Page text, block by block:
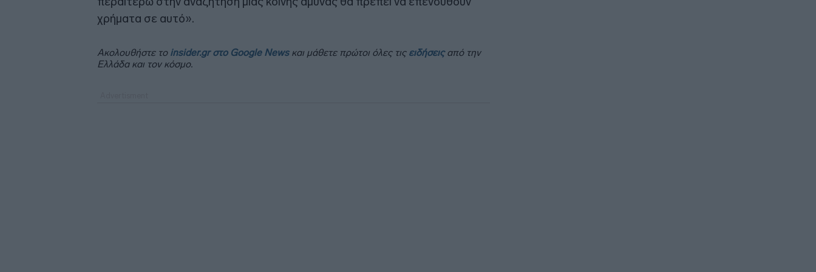
χρήματα σε αυτό».
Ακολουθήστε το insider.gr στο Google Newsκαι μάθετε πρώτοι όλες τις ειδήσειςαπό την
Ελλάδα και τον κόσμο.